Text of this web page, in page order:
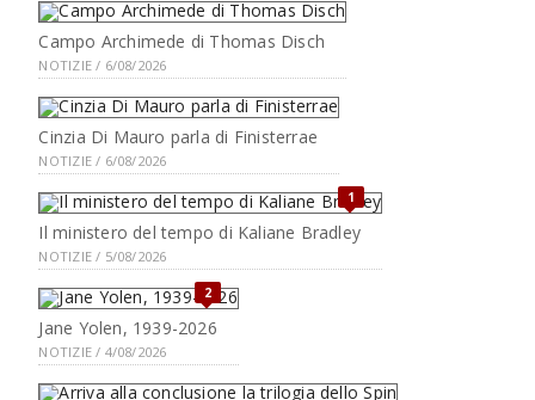
Campo Archimede di Thomas Disch
NOTIZIE / 6/08/2026
Cinzia Di Mauro parla di Finisterrae
NOTIZIE / 6/08/2026
1
Il ministero del tempo di Kaliane Bradley
NOTIZIE / 5/08/2026
2
Jane Yolen, 1939-2026
NOTIZIE / 4/08/2026